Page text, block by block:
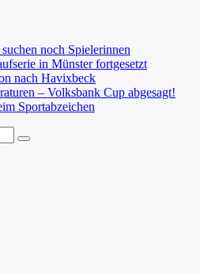
noch Spielerinnen
in Münster fortgesetzt
nach Havixbeck
– Volksbank Cup abgesagt!
Sportabzeichen